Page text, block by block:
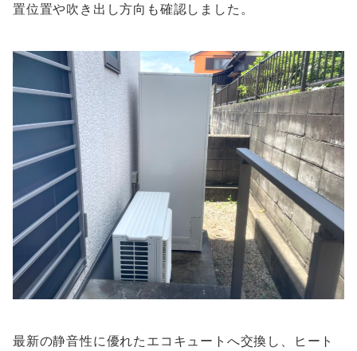
置位置や吹き出し方向も確認しました。
最新の静音性に優れたエコキュートへ交換し、ヒート